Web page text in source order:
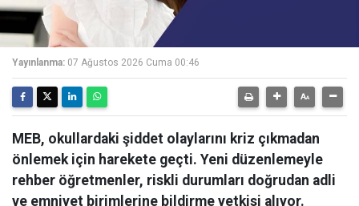
Yayınlanma: 07 Ağustos 2026 Cuma 00:46
MEB, okullardaki şiddet olaylarını kriz çıkmadan
önlemek için harekete geçti. Yeni düzenlemeyle
rehber öğretmenler, riskli durumları doğrudan adli
ve emniyet birimlerine bildirme yetkisi alıyor.